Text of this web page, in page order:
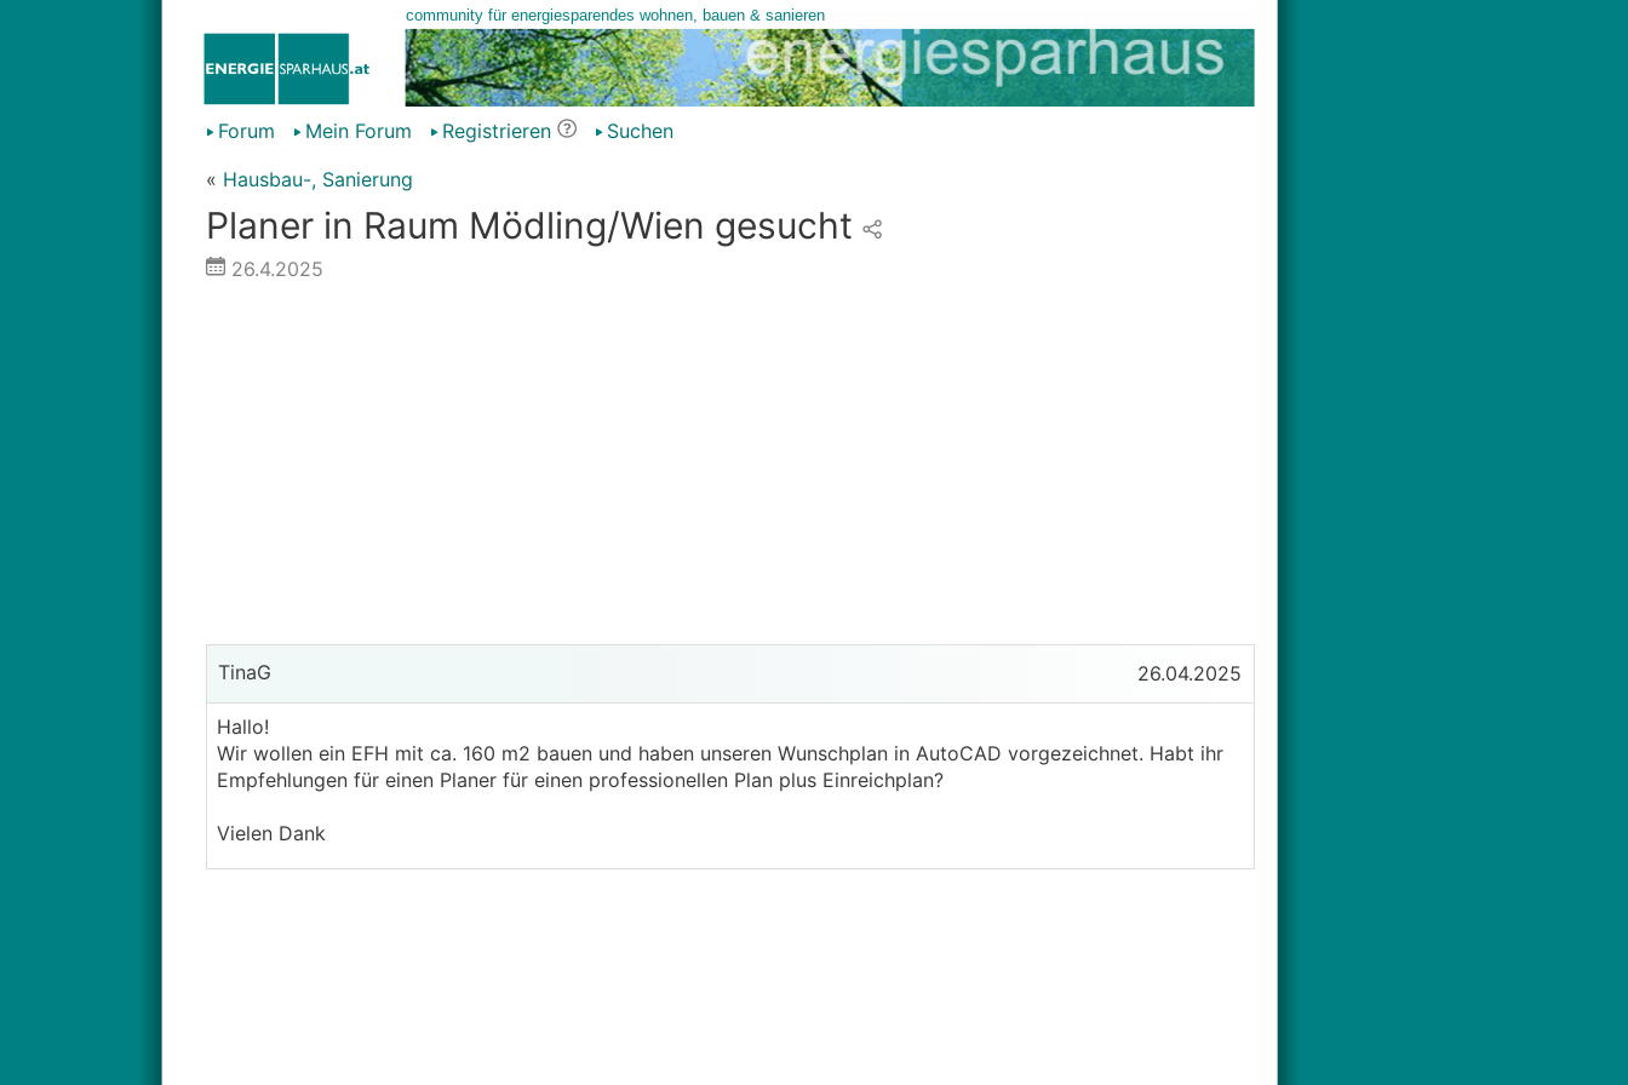
Forum Mein Forum Registrieren
Suchen
« Hausbau-, Sanierung
Planer in Raum Mödling/Wien gesucht
26.4.2025
TinaG 26.04.2025
Hallo!
Wir wollen ein EFH mit ca. 160 m2 bauen und haben unseren Wunschplan in AutoCAD vorgezeichnet. Habt ihr
Empfehlungen für einen Planer für einen professionellen Plan plus Einreichplan?
Vielen Dank